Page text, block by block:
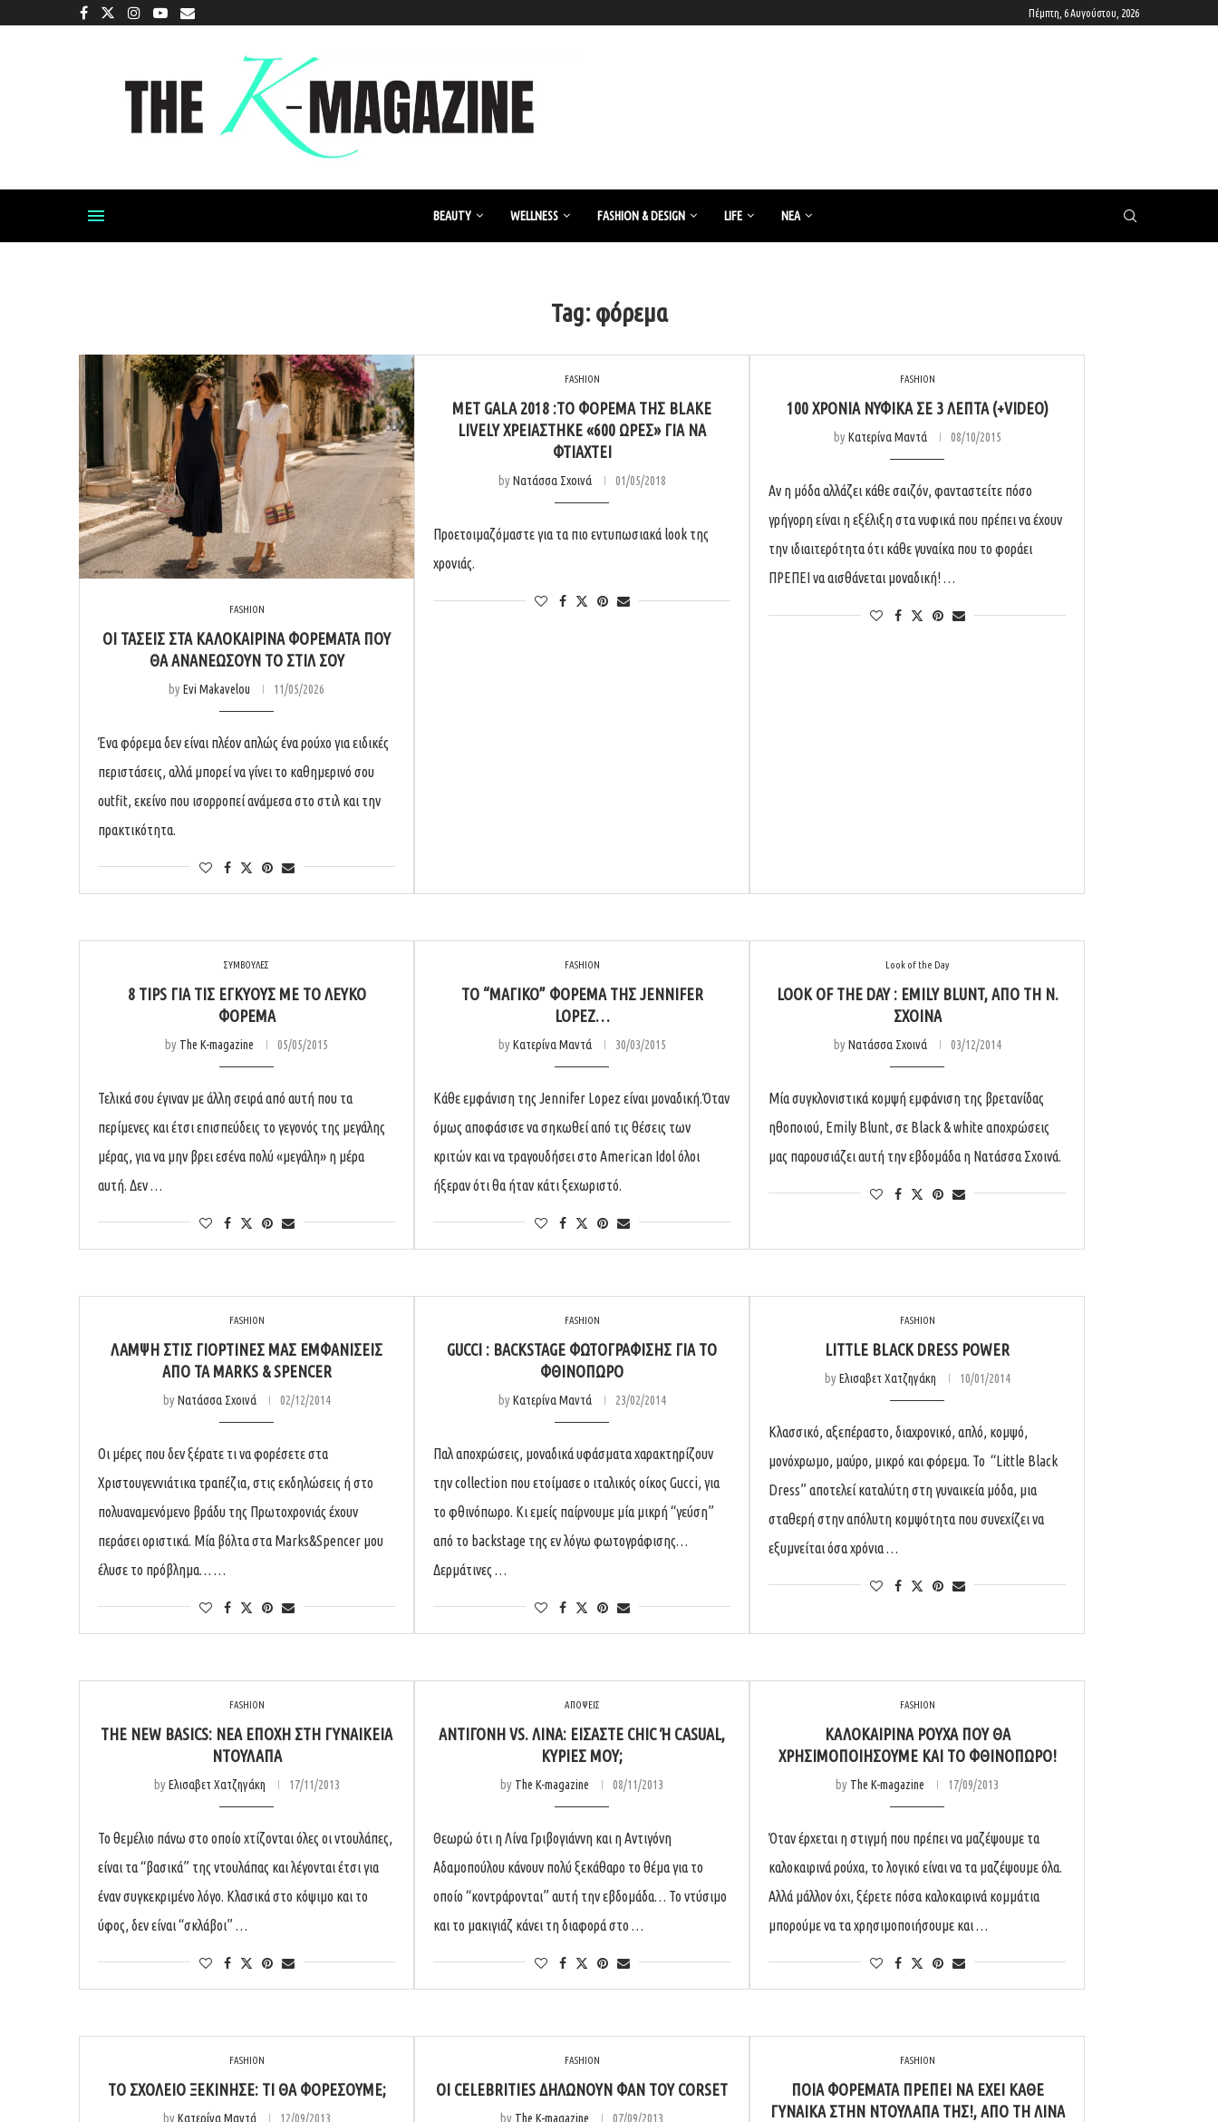
Πέμπτη, 6 Αυγούστου, 2026
BEAUTY WELLNESS FASHION & DESIGN LIFE ΝΈΑ
Tag: φόρεμα
FASHION
ΟΙ ΤΆΣΕΙΣ ΣΤΑ ΚΑΛΟΚΑΙΡΙΝΆ ΦΟΡΈΜΑΤΑ ΠΟΥ
ΘΑ ΑΝΑΝΕΏΣΟΥΝ ΤΟ ΣΤΙΛ ΣΟΥ
byEvi Makavelou 11/05/2026
Ένα φόρεμα δεν είναι πλέον απλώς ένα ρούχο για ειδικές
περιστάσεις, αλλά μπορεί να γίνει το καθημερινό σου
outfit, εκείνο που ισορροπεί ανάμεσα στο στιλ και την
πρακτικότητα.
FASHION
MET GALA 2018 :ΤΟ ΦΌΡΕΜΑ ΤΗΣ BLAKE
LIVELY ΧΡΕΙΆΣΤΗΚΕ «600 ΏΡΕΣ» ΓΙΑ ΝΑ
ΦΤΙΑΧΤΕΊ
byΝατάσσα Σχοινά 01/05/2018
Προετοιμαζόμαστε για τα πιο εντυπωσιακά look της
χρονιάς.
FASHION
100 ΧΡΌΝΙΑ ΝΥΦΙΚΆ ΣΕ 3 ΛΕΠΤΆ (+VIDEO)
byΚατερίνα Μαντά 08/10/2015
Αν η μόδα αλλάζει κάθε σαιζόν, φανταστείτε πόσο
γρήγορη είναι η εξέλιξη στα νυφικά που πρέπει να έχουν
την ιδιαιτερότητα ότι κάθε γυναίκα που το φοράει
ΠΡΕΠΕΙ να αισθάνεται μοναδική! …
ΣΥΜΒΟΥΛΕΣ
8 TIPS ΓΙΑ ΤΙΣ ΕΓΚΎΟΥΣ ΜΕ ΤΟ ΛΕΥΚΌ
ΦΌΡΕΜΑ
by The K-magazine 05/05/2015
Τελικά σου έγιναν με άλλη σειρά από αυτή που τα
περίμενες και έτσι επισπεύδεις το γεγονός της μεγάλης
μέρας, για να μην βρει εσένα πολύ «μεγάλη» η μέρα
αυτή. Δεν …
FASHION
ΤΟ “ΜΑΓΙΚΌ” ΦΌΡΕΜΑ ΤΗΣ JENNIFER
LOPEZ…
byΚατερίνα Μαντά 30/03/2015
Κάθε εμφάνιση της Jennifer Lopez είναι μοναδική.Όταν
όμως αποφάσισε να σηκωθεί από τις θέσεις των
κριτών και να τραγουδήσει στο American Idol όλοι
ήξεραν ότι θα ήταν κάτι ξεχωριστό.
Look of the Day
LOOK OF THE DAY : EMILY BLUNT, ΑΠΌ ΤΗ Ν.
ΣΧΟΙΝΆ
byΝατάσσα Σχοινά 03/12/2014
Μία συγκλονιστικά κομψή εμφάνιση της βρετανίδας
ηθοποιού, Emily Blunt, σε Black & white αποχρώσεις
μας παρουσιάζει αυτή την εβδομάδα η Νατάσσα Σχοινά.
FASHION
ΛΆΜΨΗ ΣΤΙΣ ΓΙΟΡΤΙΝΈΣ ΜΑΣ ΕΜΦΑΝΊΣΕΙΣ
ΑΠΌ ΤΑ MARKS & SPENCER
byΝατάσσα Σχοινά 02/12/2014
Οι μέρες που δεν ξέρατε τι να φορέσετε στα
Χριστουγεννιάτικα τραπέζια, στις εκδηλώσεις ή στο
πολυαναμενόμενο βράδυ της Πρωτοχρονιάς έχουν
περάσει οριστικά. Μία βόλτα στα Marks&Spencer μου
έλυσε το πρόβλημα… …
FASHION
GUCCI : BACKSTAGE ΦΩΤΟΓΡΆΦΙΣΗΣ ΓΙΑ ΤΟ
ΦΘΙΝΌΠΩΡΟ
byΚατερίνα Μαντά 23/02/2014
Παλ αποχρώσεις, μοναδικά υφάσματα χαρακτηρίζουν
την collection που ετοίμασε ο ιταλικός οίκος Gucci, για
το φθινόπωρο. Κι εμείς παίρνουμε μία μικρή “γεύση”
από το backstage της εν λόγω φωτογράφισης…
Δερμάτινες …
FASHION
LITTLE BLACK DRESS POWER
byΕλισαβετ Χατζηγάκη 10/01/2014
Κλασσικό, αξεπέραστο, διαχρονικό, απλό, κομψό,
μονόχρωμο, μαύρο, μικρό και φόρεμα. Το “Little Black
Dress” αποτελεί καταλύτη στη γυναικεία μόδα, μια
σταθερή στην απόλυτη κομψότητα που συνεχίζει να
εξυμνείται όσα χρόνια …
FASHION
THE NEW BASICS: ΝΈΑ ΕΠΟΧΉ ΣΤΗ ΓΥΝΑΙΚΕΊΑ
ΝΤΟΥΛΆΠΑ
byΕλισαβετ Χατζηγάκη 17/11/2013
Το θεμέλιο πάνω στο οποίο χτίζονται όλες οι ντουλάπες,
είναι τα “βασικά” της ντουλάπας και λέγονται έτσι για
έναν συγκεκριμένο λόγο. Κλασικά στο κόψιμο και το
ύφος, δεν είναι “σκλάβοι” …
ΑΠΟΨΕΙΣ
ΑΝΤΙΓΌΝΗ VS. ΛΊΝΑ: ΕΊΣΑΣΤΕ CHIC Ή CASUAL, Κ
ΥΡΊΕΣ ΜΟΥ;
by The K-magazine 08/11/2013
Θεωρώ ότι η Λίνα Γριβογιάννη και η Αντιγόνη
Αδαμοπούλου κάνουν πολύ ξεκάθαρο το θέμα για το
οποίο “κοντράρονται” αυτή την εβδομάδα… Το ντύσιμο
και το μακιγιάζ κάνει τη διαφορά στο …
FASHION
ΚΑΛΟΚΑΙΡΙΝΆ ΡΟΎΧΑ ΠΟΥ ΘΑ
ΧΡΗΣΙΜΟΠΟΙΉΣΟΥΜΕ ΚΑΙ ΤΟ ΦΘΙΝΌΠΩΡΟ!
by The K-magazine 17/09/2013
Όταν έρχεται η στιγμή που πρέπει να μαζέψουμε τα
καλοκαιρινά ρούχα, το λογικό είναι να τα μαζέψουμε όλα.
Αλλά μάλλον όχι, ξέρετε πόσα καλοκαιρινά κομμάτια
μπορούμε να τα χρησιμοποιήσουμε και …
FASHION
ΤΟ ΣΧΟΛΕΊΟ ΞΕΚΊΝΗΣΕ: ΤΙ ΘΑ ΦΟΡΈΣΟΥΜΕ;
byΚατερίνα Μαντά 12/09/2013
FASHION
ΟΙ CELEBRITIES ΔΗΛΏΝΟΥΝ ΦΑΝ ΤΟΥ CORSET
by The K-magazine 07/09/2013
FASHION
ΠΟΙΆ ΦΟΡΈΜΑΤΑ ΠΡΈΠΕΙ ΝΑ ΈΧΕΙ ΚΆΘΕ
ΓΥΝΑΊΚΑ ΣΤΗΝ ΝΤΟΥΛΆΠΑ ΤΗΣ!, ΑΠΌ ΤΗ ΛΊΝΑ